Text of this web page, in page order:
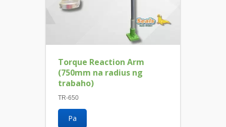
Torque Reaction Arm
(750mm na radius ng
trabaho)
TR-650
Pa